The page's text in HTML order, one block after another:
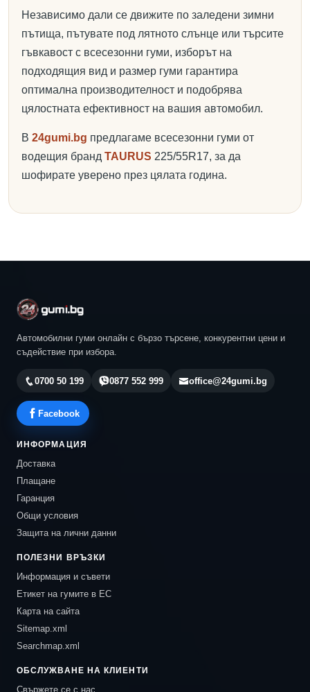
Независимо дали се движите по заледени зимни
пътища, пътувате под лятното слънце или търсите
гъвкавост с всесезонни гуми, изборът на
подходящия вид и размер гуми гарантира
оптимална производителност и подобрява
цялостната ефективност на вашия автомобил.
В 24gumi.bg предлагаме всесезонни гуми от
водещия бранд TAURUS 225/55R17, за да
шофирате уверено през цялата година.
Автомобилни гуми онлайн с бързо търсене, конкурентни цени и
съдействие при избора.
0700 50 199 0877 552 999 office@24gumi.bg
Facebook
ИНФОРМАЦИЯ
Доставка
Плащане
Гаранция
Общи условия
Защита на лични данни
ПОЛЕЗНИ ВРЪЗКИ
Информация и съвети
Етикет на гумите в ЕС
Карта на сайта
Sitemap.xml
Searchmap.xml
ОБСЛУЖВАНЕ НА КЛИЕНТИ
Свържете се с нас